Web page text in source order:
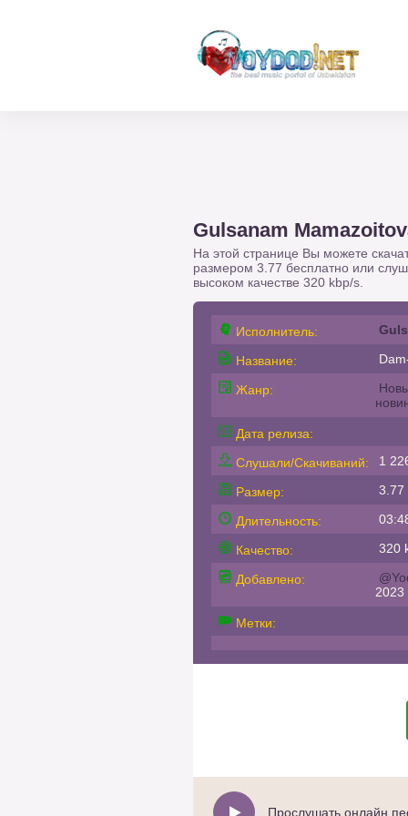
Gulsanam
На этой странице Вы можете
размером 3.77 бесплатно или
высоком качестве 320 kbp/s.
Исполнитель:
Название:
Жанр:
Дата релиза:
Слушали/Скачиваний:
1
Размер:
Длительность:
Качество: 320
Добавлено:
2023
Метки:
Прослушать онлайн